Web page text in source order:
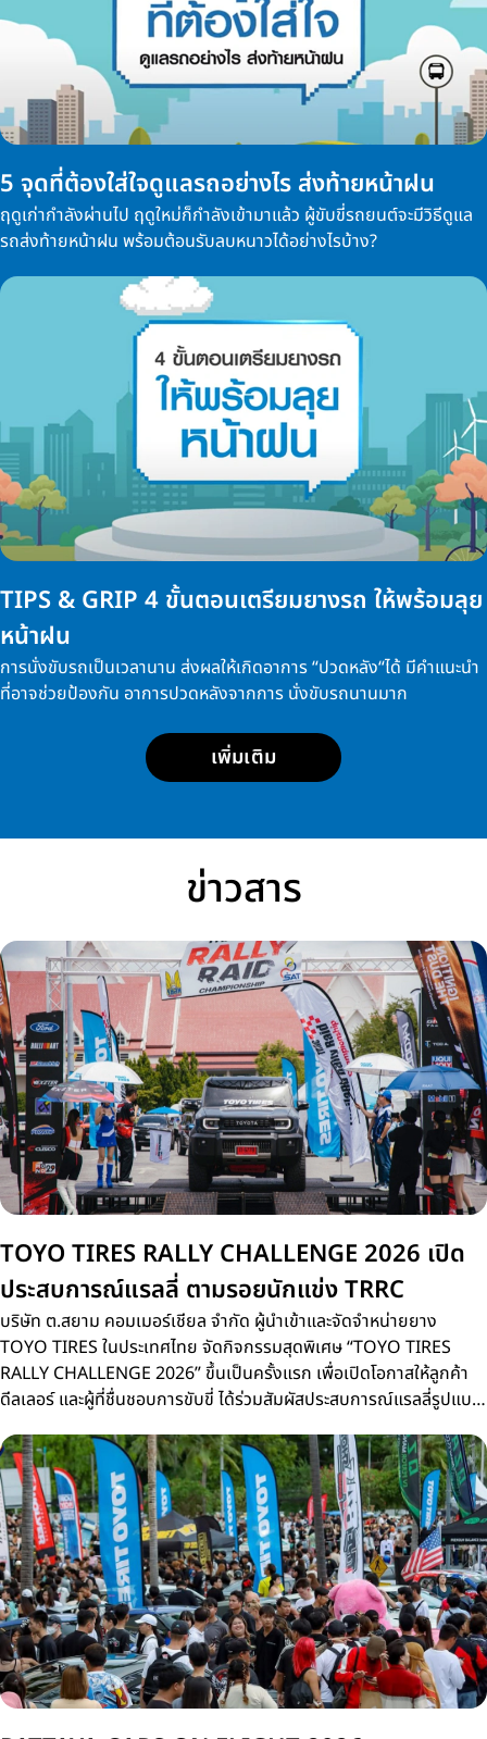
5 จุดที่ต้องใส่ใจดูแลรถอย่างไร ส่งท้ายหน้าฝน
ฤดูเก่ากำลังผ่านไป ฤดูใหม่ก็กำลังเข้ามาแล้ว ผู้ขับขี่รถยนต์จะมีวิธีดูแล
รถส่งท้ายหน้าฝน พร้อมต้อนรับลบหนาวได้อย่างไรบ้าง?
TIPS & GRIP 4 ขั้นตอนเตรียมยางรถ ให้พร้อมลุย
หน้าฝน
การนั่งขับรถเป็นเวลานาน ส่งผลให้เกิดอาการ “ปวดหลัง“ได้ มีคำแนะนำ
ที่อาจช่วยป้องกัน อาการปวดหลังจากการ นั่งขับรถนานมาก
เพิ่มเติม
ข่าวสาร
TOYO TIRES RALLY CHALLENGE 2026 เปิด
ประสบการณ์แรลลี่ ตามรอยนักแข่ง TRRC
บริษัท ต.สยาม คอมเมอร์เชียล จำกัด ผู้นำเข้าและจัดจำหน่ายยาง
TOYO TIRES ในประเทศไทย จัดกิจกรรมสุดพิเศษ “TOYO TIRES
RALLY CHALLENGE 2026” ขึ้นเป็นครั้งแรก เพื่อเปิดโอกาสให้ลูกค้า
ดีลเลอร์ และผู้ที่ชื่นชอบการขับขี่ ได้ร่วมสัมผัสประสบการณ์แรลลี่รูปแบบ
Championship 2026 (TRRC) ศึกรถยนต์แรลลี่ทางฝุ่นชิงแชมป์
ประเทศไทย